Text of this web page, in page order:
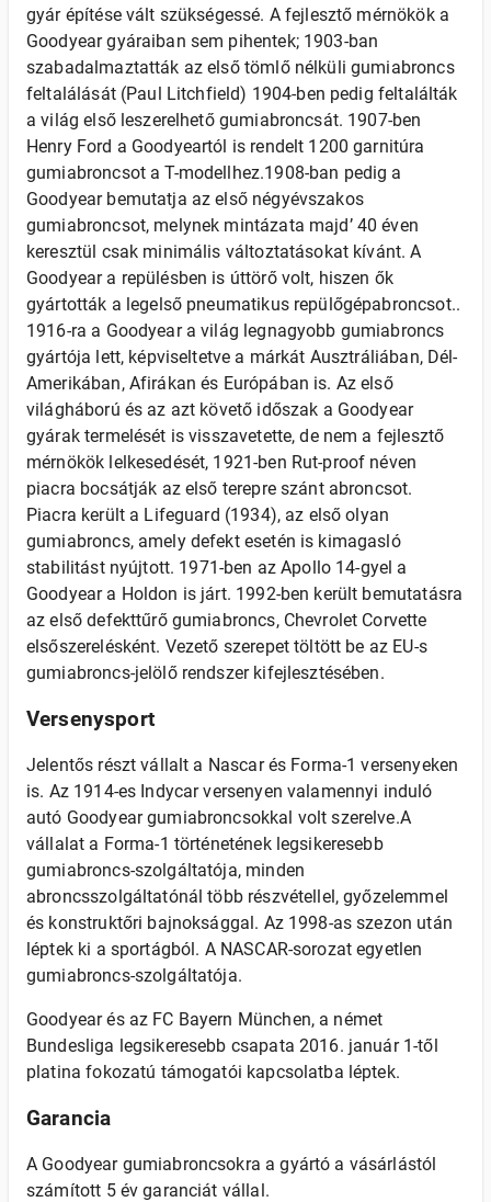
gyár építése vált szükségessé. A fejlesztő mérnökök a
Goodyear gyáraiban sem pihentek; 1903-ban
szabadalmaztatták az első tömlő nélküli gumiabroncs
feltalálását (Paul Litchfield) 1904-ben pedig feltalálták
a világ első leszerelhető gumiabroncsát. 1907-ben
Henry Ford a Goodyeartól is rendelt 1200 garnitúra
gumiabroncsot a T-modellhez.1908-ban pedig a
Goodyear bemutatja az első négyévszakos
gumiabroncsot, melynek mintázata majd’ 40 éven
keresztül csak minimális változtatásokat kívánt. A
Goodyear a repülésben is úttörő volt, hiszen ők
gyártották a legelső pneumatikus repülőgépabroncsot..
1916-ra a Goodyear a világ legnagyobb gumiabroncs
gyártója lett, képviseltetve a márkát Ausztráliában, Dél-
Amerikában, Afirákan és Európában is. Az első
világháború és az azt követő időszak a Goodyear
gyárak termelését is visszavetette, de nem a fejlesztő
mérnökök lelkesedését, 1921-ben Rut-proof néven
piacra bocsátják az első terepre szánt abroncsot.
Piacra került a Lifeguard (1934), az első olyan
gumiabroncs, amely defekt esetén is kimagasló
stabilitást nyújtott. 1971-ben az Apollo 14-gyel a
Goodyear a Holdon is járt. 1992-ben került bemutatásra
az első defekttűrő gumiabroncs, Chevrolet Corvette
elsőszerelésként. Vezető szerepet töltött be az EU-s
gumiabroncs-jelölő rendszer kifejlesztésében.
Versenysport
Jelentős részt vállalt a Nascar és Forma-1 versenyeken
is. Az 1914-es Indycar versenyen valamennyi induló
autó Goodyear gumiabroncsokkal volt szerelve.A
vállalat a Forma-1 történetének legsikeresebb
gumiabroncs-szolgáltatója, minden
abroncsszolgáltatónál több részvétellel, győzelemmel
és konstruktőri bajnoksággal. Az 1998-as szezon után
léptek ki a sportágból. A NASCAR-sorozat egyetlen
gumiabroncs-szolgáltatója.
Goodyear és az FC Bayern München, a német
Bundesliga legsikeresebb csapata 2016. január 1-től
platina fokozatú támogatói kapcsolatba léptek.
Garancia
A Goodyear gumiabroncsokra a gyártó a vásárlástól
számított 5 év garanciát vállal.